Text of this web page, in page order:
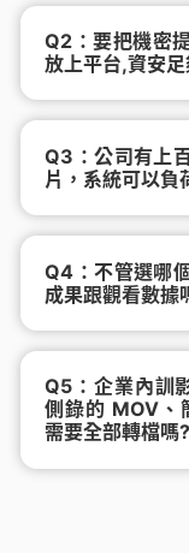
Q2：要把機密
放上平台,資安
Q3：公司有上
片，系統可以負
Q4：不管選哪
成果跟觀看數據
Q5：企業內訓
側錄的 MOV、
需要全部轉檔嗎?